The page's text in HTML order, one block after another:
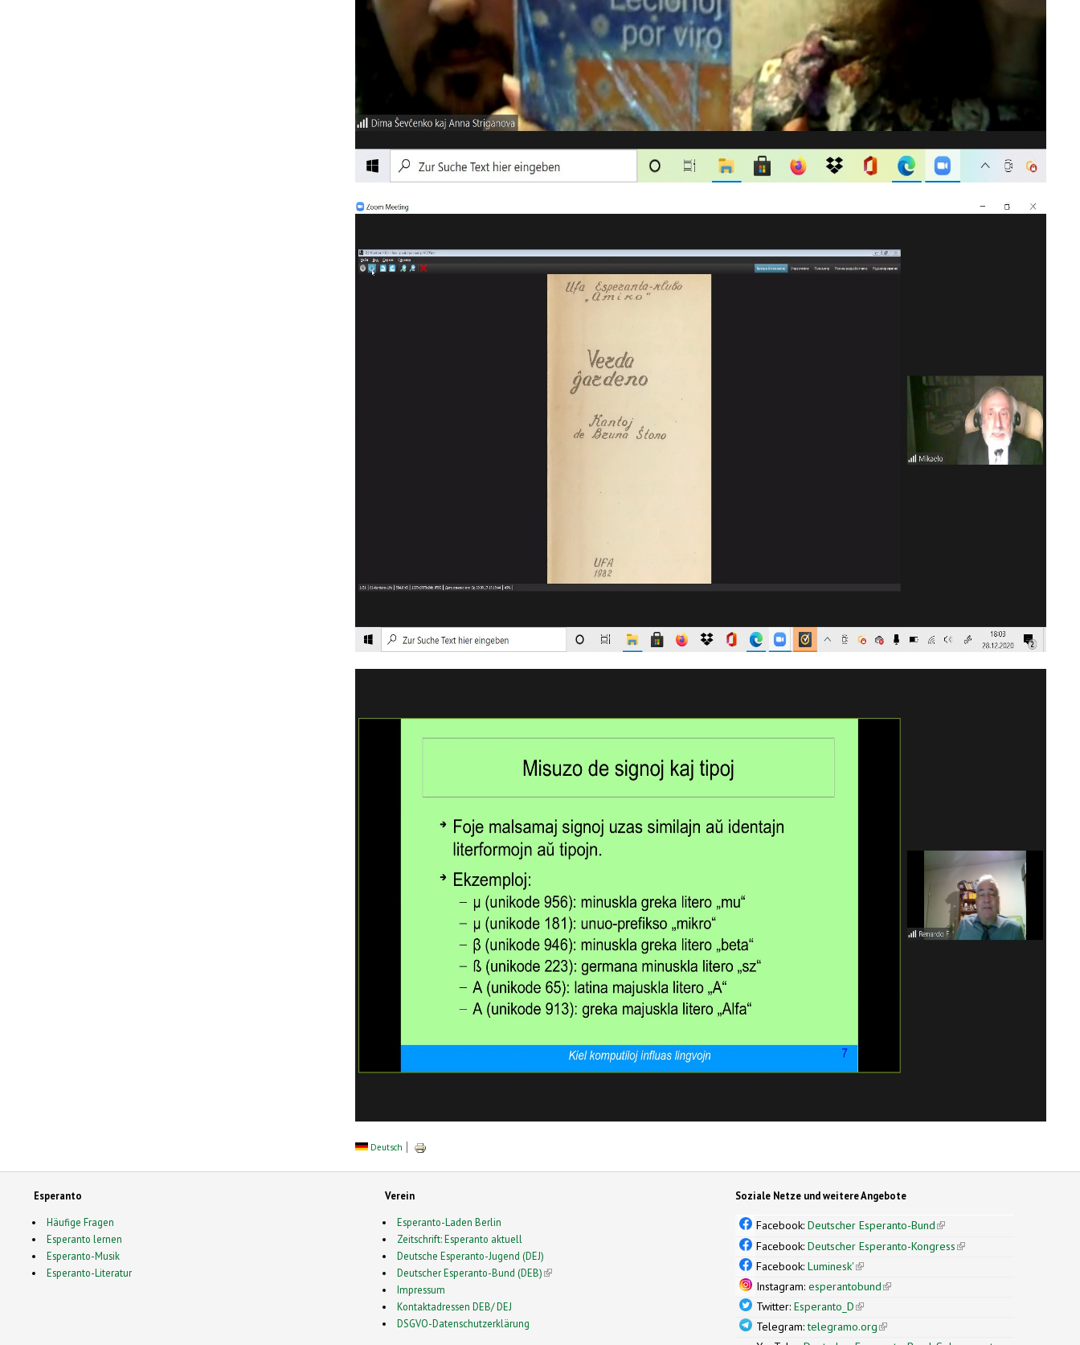
Deutsch
Esperanto
Häufige Fragen
Esperanto lernen
Esperanto-Musik
Esperanto-Literatur
Verein
Esperanto-Laden Berlin
Zeitschrift: Esperanto aktuell
Deutsche Esperanto-Jugend (DEJ)
Deutscher Esperanto-Bund (DEB)(link is external)
Impressum
Kontaktadressen DEB/ DEJ
DSGVO-Datenschutzerklärung
Soziale Netze und weitere Angebote
Facebook:Deutscher Esperanto-Bund(link is external)
Facebook:Deutscher Esperanto-Kongress(link is external)
Facebook:Luminesk'(link is external)
Instagram:esperantobund(link is external)
Twitter:Esperanto_D(link is external)
Telegram:telegramo.org(link is external)